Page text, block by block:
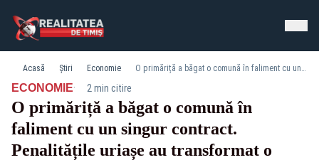
Acasă Știri Economie O primăriță a băgat o comună în faliment cu un singur contract. Penalitățile uriașe au transformat o datorie de 150.000 de euro în peste 2 milioane
ECONOMIE· 2 min citire
O primăriță a băgat o comună în
faliment cu un singur contract.
Penalitățile uriașe au transformat o